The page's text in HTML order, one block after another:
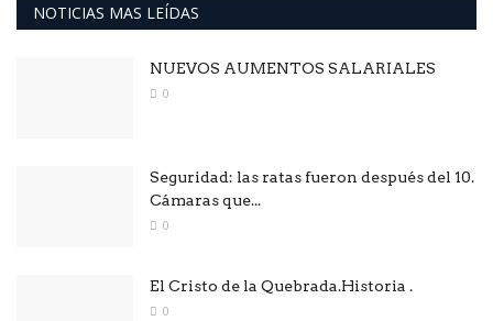
NOTICIAS MAS LEÍDAS
NUEVOS AUMENTOS SALARIALES
0
Seguridad: las ratas fueron después del 10.
Cámaras que...
0
El Cristo de la Quebrada.Historia .
0